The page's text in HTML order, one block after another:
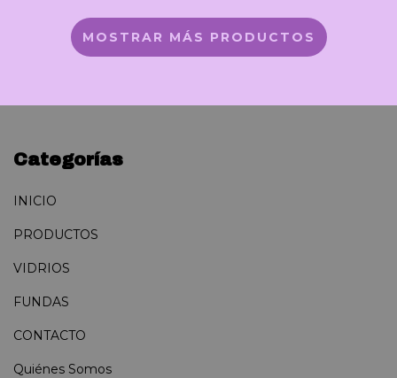
MOSTRAR MÁS PRODUCTOS
Categorías
INICIO
PRODUCTOS
VIDRIOS
FUNDAS
CONTACTO
Quiénes Somos